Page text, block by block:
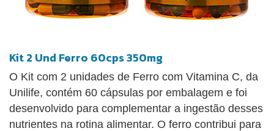
Kit 2 Und Ferro 60cps 350mg
O Kit com 2 unidades de Ferro com Vitamina C, da
Unilife, contém 60 cápsulas por embalagem e foi
desenvolvido para complementar a ingestão desses
nutrientes na rotina alimentar. O ferro contribui para